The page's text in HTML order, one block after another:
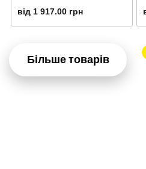
від 1 917.00 грн
Більше товарів